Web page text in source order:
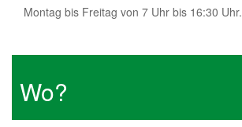
Montag bis Freitag von 7 Uhr bis 16:30 Uhr.
Wo?